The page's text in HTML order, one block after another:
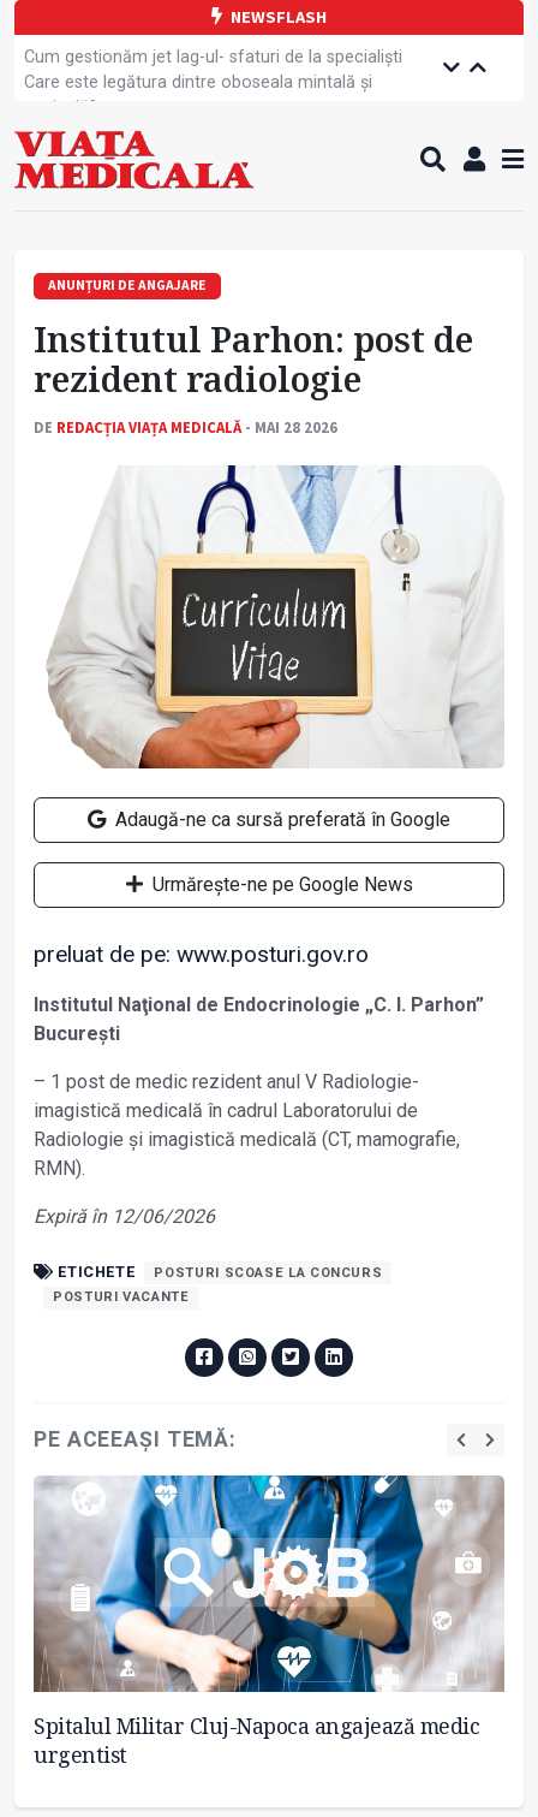
NEWSFLASH
Cum gestionăm jet lag-ul- sfaturi de la specialiști
Care este legătura dintre oboseala mintală și
caniculă?
Campanie de prevenție dedicată sportivelor
Un nou studiu pentru testarea unui vaccin împotriva
tulpinei Bundibugyo a virusului Ebola
sănătate
Demersuri pentru acces transfrontalier la date
Contractul cadru ar putea fi modificat
temporar
ANUNȚURI DE ANGAJARE
Institutul Parhon: post de
rezident radiologie
DE REDACȚIA VIAȚA MEDICALĂ - MAI 28 2026
Adaugă-ne ca sursă preferată în Google
Urmărește-ne pe Google News
preluat de pe: www.posturi.gov.ro
Institutul Naţional de Endocrinologie „C. I. Parhon”
București
– 1 post de medic rezident anul V Radiologie-
imagistică medicală în cadrul Laboratorului de
Radiologie și imagistică medicală (CT, mamografie,
RMN).
Expiră în 12/06/2026
ETICHETE
POSTURI SCOASE LA CONCURS
POSTURI VACANTE
PE ACEEAȘI TEMĂ:
Spitalul Militar Cluj-Napoca angajează medic
urgentist